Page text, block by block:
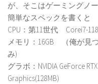
が、そこはゲーミングノー
簡単なスペックを書くと
CPU：第11世代 Corei7-
メモリ：16GB （俺が見
み)
グラボ：NVIDIA GeForce
Graphics(128MB)